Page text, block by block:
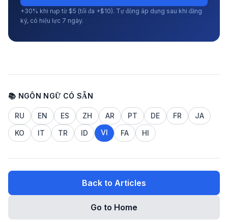
+30% khi nạp từ $5 (tối đa +$10). Tự động áp dụng sau khi đăng
ký, có hiệu lực 7 ngày.
📚 NGÔN NGỮ CÓ SẴN
RU EN ES ZH AR PT DE FR
JA
KO
IT TR ID VI FA HI
Back to Articles
Go to Home